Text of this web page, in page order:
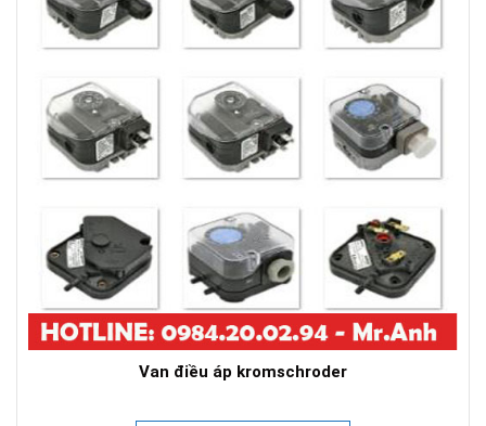
Van điều áp kromschroder